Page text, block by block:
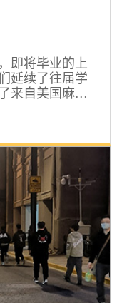
即将毕业的上
延续了往届学
来自美国麻省
隆大学、密西
知书。那么，
为此，我们特
验。本期的分
专业大四的张